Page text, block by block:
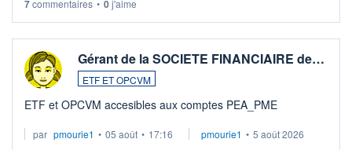
7commentaires • 0j'aime
Gérant de la SOCIETE FINANCIAIRE de…
ETF ET OPCVM
ETF et OPCVM accesibles aux comptes PEA_PME
par pmourie1 • 05 août • 17:16 pmourie1 • 5 août 2026